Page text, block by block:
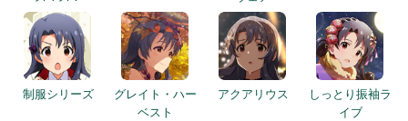
制服シリーズ
グレイト・ハー
ベスト
アクアリウス
しっとり振袖ラ
イブ